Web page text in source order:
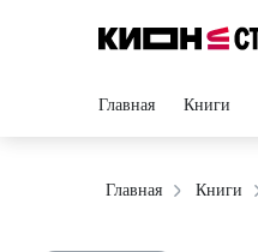
Главная Книги
Главная Книги